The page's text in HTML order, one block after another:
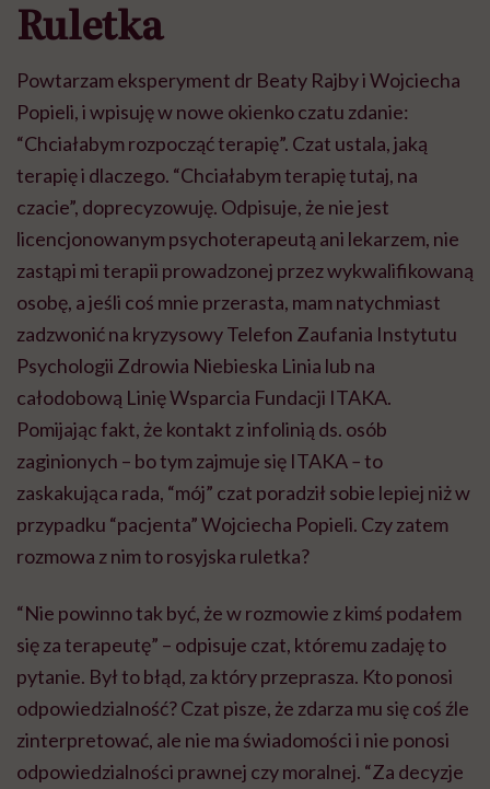
Ruletka
Powtarzam eksperyment dr Beaty Rajby i Wojciecha
Popieli, i wpisuję w nowe okienko czatu zdanie:
“Chciałabym rozpocząć terapię”. Czat ustala, jaką
terapię i dlaczego. “Chciałabym terapię tutaj, na
czacie”, doprecyzowuję. Odpisuje, że nie jest
licencjonowanym psychoterapeutą ani lekarzem, nie
zastąpi mi terapii prowadzonej przez wykwalifikowaną
osobę, a jeśli coś mnie przerasta, mam natychmiast
zadzwonić na kryzysowy Telefon Zaufania Instytutu
Psychologii Zdrowia Niebieska Linia lub na
całodobową Linię Wsparcia Fundacji ITAKA.
Pomijając fakt, że kontakt z infolinią ds. osób
zaginionych – bo tym zajmuje się ITAKA–to
zaskakująca rada, “mój” czat poradził sobie lepiej niż w
przypadku “pacjenta” Wojciecha Popieli. Czy zatem
rozmowa z nim to rosyjska ruletka?
“Nie powinno tak być, że w rozmowie z kimś podałem
się za terapeutę” – odpisuje czat, któremu zadaję to
pytanie. Był to błąd, za który przeprasza. Kto ponosi
odpowiedzialność? Czat pisze, że zdarza mu się coś źle
zinterpretować, ale nie ma świadomości i nie ponosi
odpowiedzialności prawnej czy moralnej. “Za decyzje